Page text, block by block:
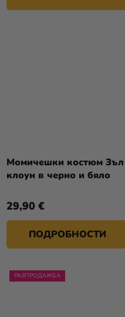
Момичешки костюм Зъл
клоун в черно и бяло
29,90 €
ПОДРОБНОСТИ
РАЗПРОДАЖБА